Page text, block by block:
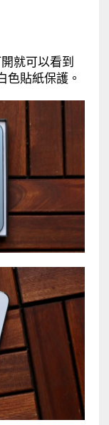
就可以看到
色貼紙保護。